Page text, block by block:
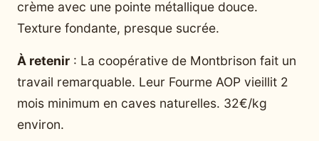
crème avec une pointe métallique douce.
Texture fondante, presque sucrée.
À retenir : La coopérative de Montbrison fait un
travail remarquable. Leur Fourme AOP vieillit 2
mois minimum en caves naturelles. 32€/kg
environ.